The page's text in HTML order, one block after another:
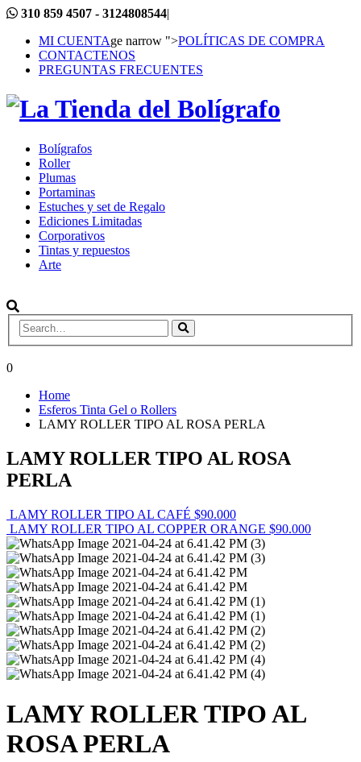
310 859 4507 - 3124808544|
MI CUENTAge narrow ">POLÍTICAS DE COMPRA
CONTACTENOS
PREGUNTAS FRECUENTES
Bolígrafos
Roller
Plumas
Portaminas
Estuches y set de Regalo
Ediciones Limitadas
Corporativos
Tintas y repuestos
Arte
0
Home
Esferos Tinta Gel o Rollers
LAMY ROLLER TIPO AL ROSA PERLA
LAMY ROLLER TIPO AL ROSA
PERLA
LAMY ROLLER TIPO AL CAFÉ $90.000
LAMY ROLLER TIPO AL COPPER ORANGE $90.000
LAMY ROLLER TIPO AL
ROSA PERLA